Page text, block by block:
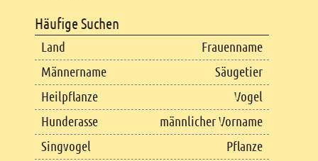
Häufige Suchen
Land
Frauenname
Männername
Säugetier
Heilpflanze
Vogel
Hunderasse
männlicher Vorname
Singvogel
Pflanze